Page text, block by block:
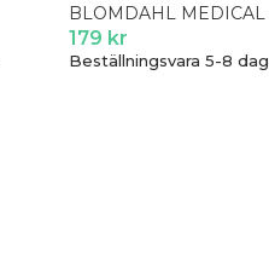
BLOMDAHL MEDICAL
179 kr
Beställningsvara 5-8